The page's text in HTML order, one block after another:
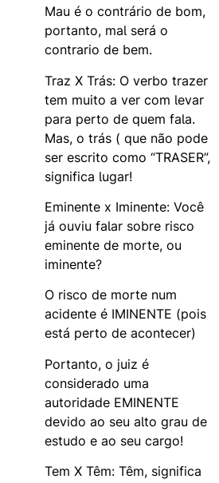
Mau é o contrário de bom,
portanto, mal será o
contrario de bem.
Traz X Trás: O verbo trazer
tem muito a ver com levar
para perto de quem fala.
Mas, o trás ( que não pode
ser escrito como “TRASER”,
significa lugar!
Eminente x Iminente: Você
já ouviu falar sobre risco
eminente de morte, ou
iminente?
O risco de morte num
acidente é IMINENTE (pois
está perto de acontecer)
Portanto, o juiz é
considerado uma
autoridade EMINENTE
devido ao seu alto grau de
estudo e ao seu cargo!
Tem X Têm: Têm, significa